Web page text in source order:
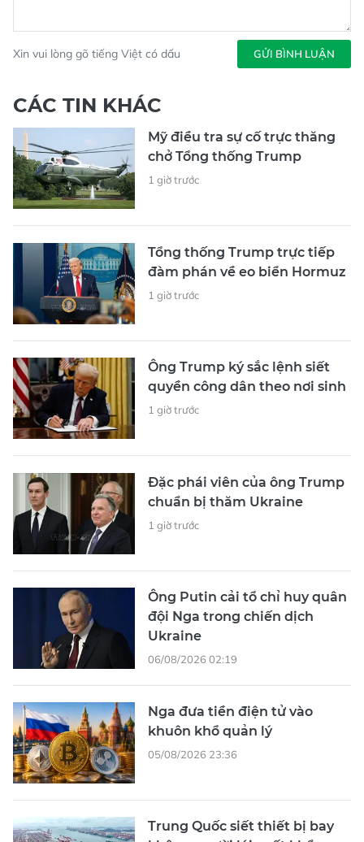
Xin vui lòng gõ tiếng Việt có dấu GỬI BÌNH LUẬN
CÁC TIN KHÁC
Mỹ điều tra sự cố trực thăng
chở Tổng thống Trump
1 giờ trước
Tổng thống Trump trực tiếp
đàm phán về eo biển Hormuz
1 giờ trước
Ông Trump ký sắc lệnh siết
quyền công dân theo nơi sinh
1 giờ trước
Đặc phái viên của ông Trump
chuẩn bị thăm Ukraine
1 giờ trước
Ông Putin cải tổ chỉ huy quân
đội Nga trong chiến dịch
Ukraine
06/08/2026 02:19
Nga đưa tiền điện tử vào
khuôn khổ quản lý
05/08/2026 23:36
Trung Quốc siết thiết bị bay